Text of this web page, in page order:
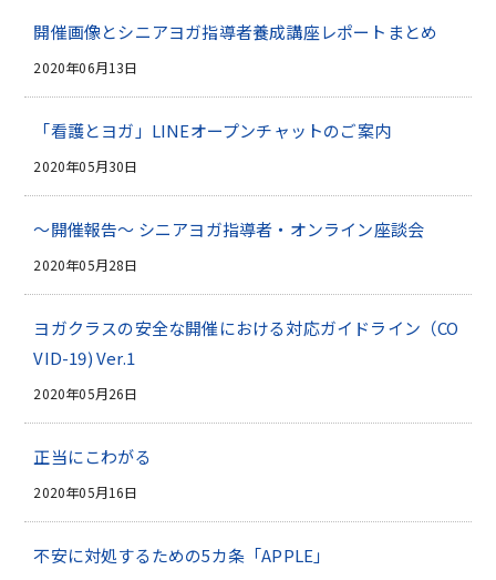
開催画像とシニアヨガ指導者養成講座レポートまとめ
2020年06月13日
「看護とヨガ」LINEオープンチャットのご案内
2020年05月30日
～開催報告～ シニアヨガ指導者・オンライン座談会
2020年05月28日
ヨガクラスの安全な開催における対応ガイドライン（CO
VID-19) Ver.1
2020年05月26日
正当にこわがる
2020年05月16日
不安に対処するための5カ条「APPLE」